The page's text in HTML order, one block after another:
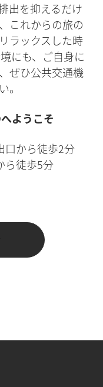
出を抑えるだけ
これからの旅の
ラックスした時
にも、ご自身に
ぜひ公共交通機
。
ようこそ
口から徒歩2分
ら徒歩5分